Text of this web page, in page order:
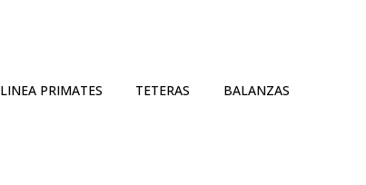
LINEA PRIMATES TETERAS BALANZAS